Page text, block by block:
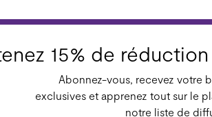
15% de
Abonnez-vous, recevez votre
exclusives et apprenez tout sur le
notre liste de